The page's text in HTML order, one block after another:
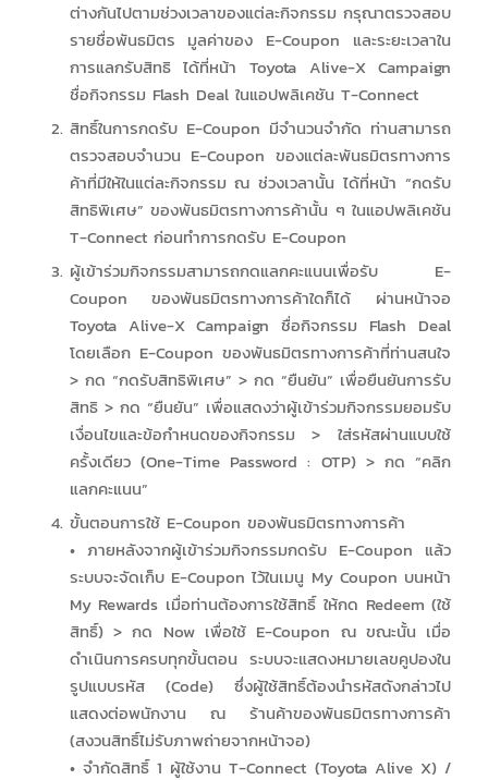
ต่างกันไปตามช่วงเวลาของแต่ละกิจกรรม กรุณาตรวจสอบ
รายชื่อพันธมิตร มูลค่าของ E-Coupon และระยะเวลาใน
การแลกรับสิทธิ ได้ที่หน้า Toyota Alive-X Campaign
ชื่อกิจกรรม Flash Deal ในแอปพลิเคชัน T-Connect
สิทธิ์ในการกดรับ E-Coupon มีจำนวนจำกัด ท่านสามารถ
ตรวจสอบจำนวน E-Coupon ของแต่ละพันธมิตรทางการ
ค้าที่มีให้ในแต่ละกิจกรรม ณ ช่วงเวลานั้น ได้ที่หน้า “กดรับ
สิทธิพิเศษ” ของพันธมิตรทางการค้านั้น ๆ ในแอปพลิเคชัน
T-Connect ก่อนทำการกดรับ E-Coupon
ผู้เข้าร่วมกิจกรรมสามารถกดแลกคะแนนเพื่อรับ E-
Coupon ของพันธมิตรทางการค้าใดก็ได้ ผ่านหน้าจอ
Toyota Alive-X Campaign ชื่อกิจกรรม Flash Deal
โดยเลือก E-Coupon ของพันธมิตรทางการค้าที่ท่านสนใจ
> กด “กดรับสิทธิพิเศษ” > กด “ยืนยัน” เพื่อยืนยันการรับ
สิทธิ > กด “ยืนยัน” เพื่อแสดงว่าผู้เข้าร่วมกิจกรรมยอมรับ
เงื่อนไขและข้อกำหนดของกิจกรรม > ใส่รหัสผ่านแบบใช้
ครั้งเดียว (One-Time Password : OTP) > กด “คลิก
แลกคะแนน”
ขั้นตอนการใช้ E-Coupon ของพันธมิตรทางการค้า
• ภายหลังจากผู้เข้าร่วมกิจกรรมกดรับ E-Coupon แล้ว
ระบบจะจัดเก็บ E-Coupon ไว้ในเมนู My Coupon บนหน้า
My Rewards เมื่อท่านต้องการใช้สิทธิ์ ให้กด Redeem (ใช้
สิทธิ์) > กด Now เพื่อใช้ E-Coupon ณ ขณะนั้น เมื่อ
ดำเนินการครบทุกขั้นตอน ระบบจะแสดงหมายเลขคูปองใน
รูปแบบรหัส (Code) ซึ่งผู้ใช้สิทธิ์ต้องนำรหัสดังกล่าวไป
แสดงต่อพนักงาน ณ ร้านค้าของพันธมิตรทางการค้า
(สงวนสิทธิ์ไม่รับภาพถ่ายจากหน้าจอ)
• จำกัดสิทธิ์ 1 ผู้ใช้งาน T-Connect (Toyota Alive X) /